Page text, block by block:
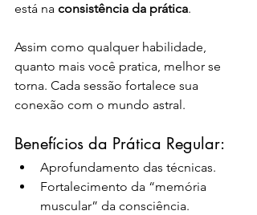
está na consistência da prática.
Assim como qualquer habilidade,
quanto mais você pratica, melhor se
torna. Cada sessão fortalece sua
conexão com o mundo astral.
Benefícios da Prática Regular:
Aprofundamento das técnicas.
Fortalecimento da “memória
muscular” da consciência.